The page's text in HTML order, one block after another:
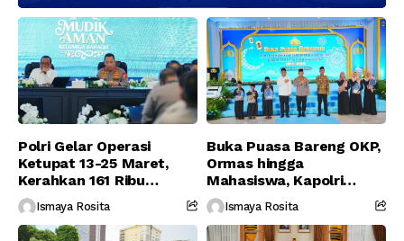
Polri Gelar Operasi
Ketupat 13-25 Maret,
Kerahkan 161 Ribu
Personel Gabungan
Ismaya Rosita
Buka Puasa Bareng OKP,
Ormas hingga
Mahasiswa, Kapolri
Serukan Jaga
Persatuan-Dukung
Program Pemerintah
Ismaya Rosita